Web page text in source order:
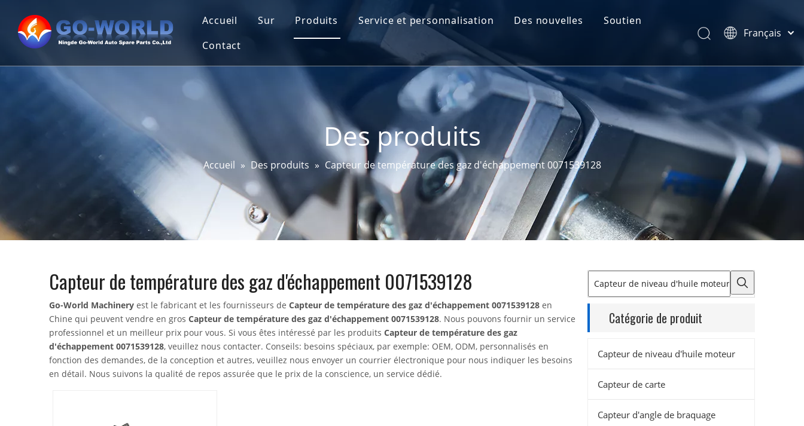
Accueil Sur
Essais et certifications
Produits
Capteur de niveau d'huile moteur
Capteur d'angle de braquage
Capteur FAP
Capteur EGT
Capteur de bougie de préchauffage
Service et personnalisation Des nouvelles Soutien
Contact
Français
Español
Pусский
Latine
English
Des produits
Accueil » Des produits » Capteur de température des gaz d'échappement 0071539128
Capteur de température des gaz d'échappement 0071539128
Go-World Machinery est le fabricant et les fournisseurs de Capteur de température des gaz d'échappement 0071539128 en
Chine qui peuvent vendre en gros Capteur de température des gaz d'échappement 0071539128. Nous pouvons fournir un service
professionnel et un meilleur prix pour vous. Si vous êtes intéressé par les produits Capteur de température des gaz
d'échappement 0071539128, veuillez nous contacter. Conseils: besoins spéciaux, par exemple: OEM, ODM, personnalisés en
fonction des demandes, de la conception et autres, veuillez nous envoyer un courrier électronique pour nous indiquer les besoins
en détail. Nous suivons la qualité de repos assurée que le prix de la conscience, un service dédié.
Catégorie de produit
Capteur de niveau d'huile moteur
Capteur de carte
Capteur d'angle de braquage